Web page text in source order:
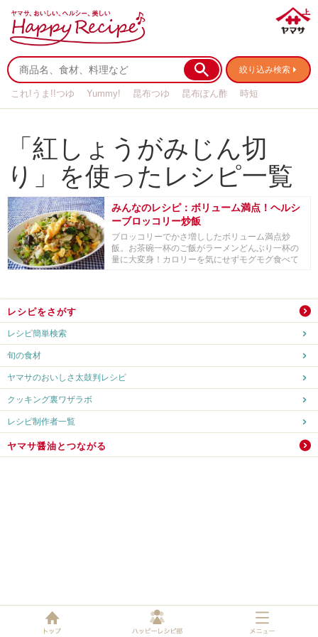
絞り込み検索
これ!うま!!つゆ Yummy! 昆布つゆ 昆布ぽん酢
時短
「紅しょうがみじん切
り」を使ったレシピ一覧
みんなのレシピ：ボリューム満点！ヘルシ
ーブロッコリー炒飯
ブロッコリーでかさ増ししたボリューム満点炒
飯。お茶碗一杯のご飯がラーメンどんぶり一杯の
量に大変身！カロリーを気にせずモグモグ食べて
レシピをさがす
レシピ簡単検索
旬の食材
ヤマサのおいしさ太鼓判レシピ
クッキング裏ワザラボ
レシピ制作者一覧
ヤマサ醤油とつながる